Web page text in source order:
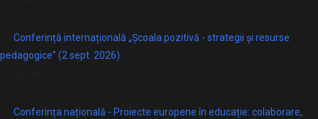
Conferință internațională „Școala pozitivă - strategii și resurse
pedagogice” (2 sept. 2026)
Conferința națională - Proiecte europene în educație: colaborare,